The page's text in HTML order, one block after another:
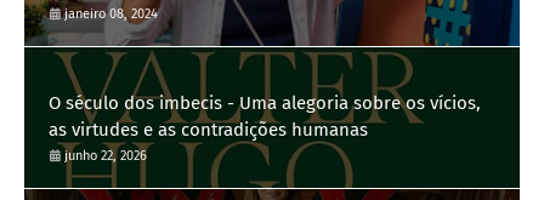
janeiro 08, 2024
O século dos imbecis - Uma alegoria sobre os vícios,
as virtudes e as contradições humanas
junho 22, 2026